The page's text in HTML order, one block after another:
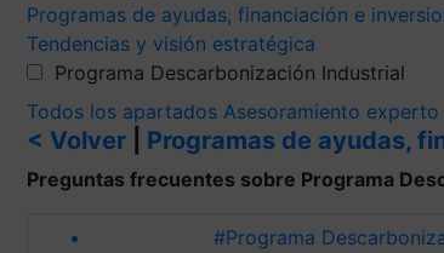
Programas de ayudas, financiación e
Tendencias y visión estratégica
Programa Descarbonización Industrial
Todos los apartados Asesoramiento experto
< Volver Programas de ayudas,
Preguntas frecuentes sobre Programa
#Programa